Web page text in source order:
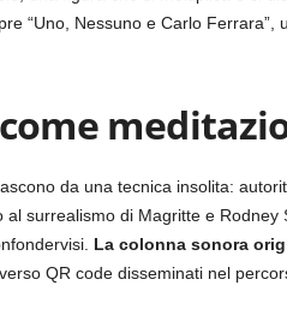
“Uno, Nessuno e Carlo
da una tecnica insolita:
surrealismo di Magritte e
La colonna sonora
QR code disseminati nel